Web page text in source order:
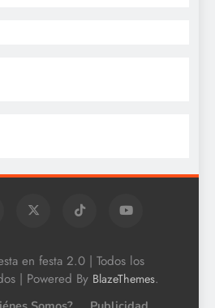
en festa 2.0 | Todos los
| Powered By BlazeThemes.